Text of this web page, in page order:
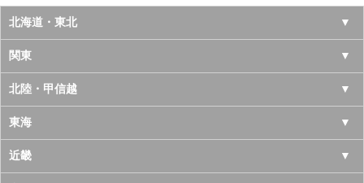
北海道・東北
北海道
青森県
岩手県
宮城県
関東
東京都
神奈川県
千葉県
北陸・甲信越
山梨県
長野県
東海
愛知県
近畿